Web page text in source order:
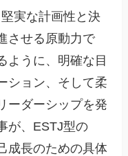
実な計画性と決
させる原動力で
ように、明確な目
ション、そして柔
ーダーシップを発
が、ESTJ型の
成長のための具体